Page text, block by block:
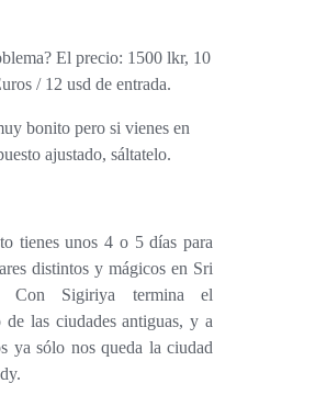
/ 12 usd de entrada.
ajustado, sáltatelo.
distintos y mágicos en Sri
Con Sigiriya termina el
de las ciudades antiguas, y a
ya sólo nos queda la ciudad